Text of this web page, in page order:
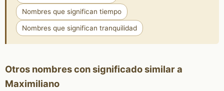
Nombres que significan tiempo
Nombres que significan tranquilidad
Otros nombres con significado similar a
Maximiliano